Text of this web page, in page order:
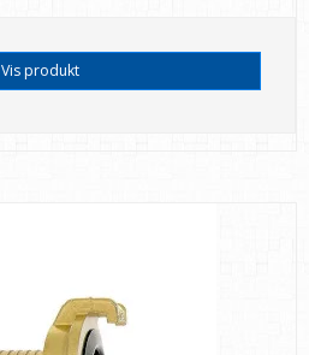
Vis produkt